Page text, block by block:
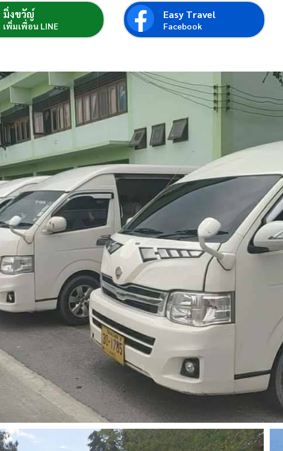
มิ่งขวัญ์
เพิ่มเพื่อน LINE
Easy Travel
Facebook